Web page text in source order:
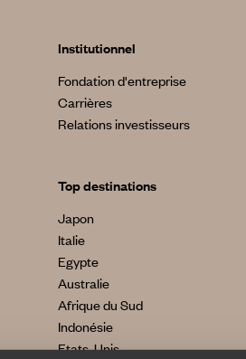
Institutionnel
Fondation d'entreprise
Carrières
Relations investisseurs
Top destinations
Japon
Italie
Egypte
Australie
Afrique du Sud
Indonésie
Etats-Unis